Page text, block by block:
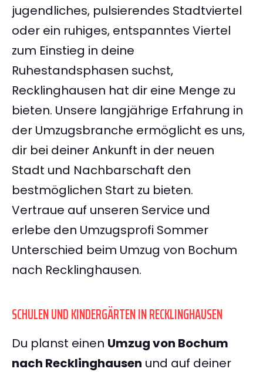
jugendliches, pulsierendes Stadtviertel
oder ein ruhiges, entspanntes Viertel
zum Einstieg in deine
Ruhestandsphasen suchst,
Recklinghausen hat dir eine Menge zu
bieten. Unsere langjährige Erfahrung in
der Umzugsbranche ermöglicht es uns,
dir bei deiner Ankunft in der neuen
Stadt und Nachbarschaft den
bestmöglichen Start zu bieten.
Vertraue auf unseren Service und
erlebe den Umzugsprofi Sommer
Unterschied beim Umzug von Bochum
nach Recklinghausen.
SCHULEN UND KINDERGÄRTEN IN RECKLINGHAUSEN
Du planst einen Umzug von Bochum
nach Recklinghausen und auf deiner